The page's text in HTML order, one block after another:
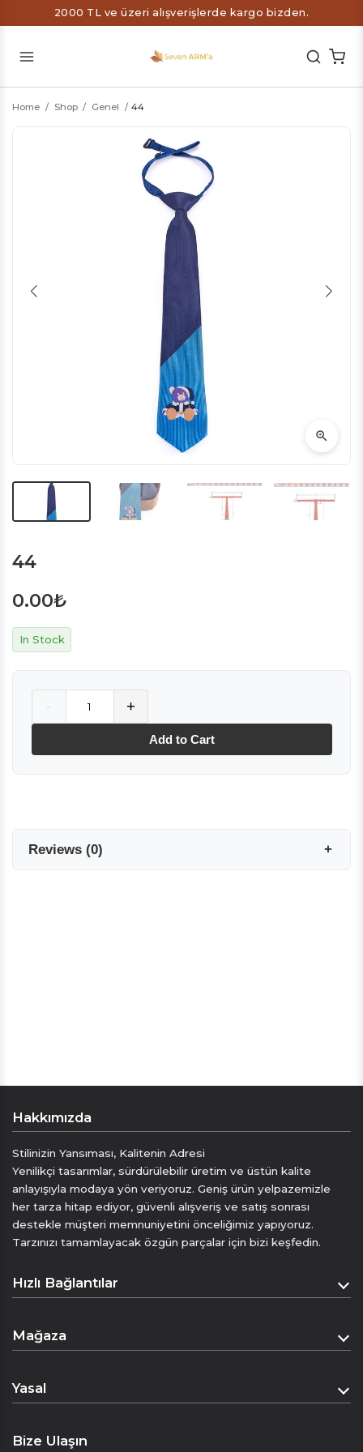
2000 TL ve üzeri alışverişlerde kargo bizden.
Home / Shop / Genel / 44
44
0.00₺
In Stock
- +
Add to Cart
Reviews(0)
Hakkımızda
Stilinizin Yansıması, Kalitenin Adresi
Yenilikçi tasarımlar, sürdürülebilir üretim ve üstün kalite
anlayışıyla modaya yön veriyoruz. Geniş ürün yelpazemizle
her tarza hitap ediyor, güvenli alışveriş ve satış sonrası
destekle müşteri memnuniyetini önceliğimiz yapıyoruz.
Tarzınızı tamamlayacak özgün parçalar için bizi keşfedin.
Hızlı Bağlantılar
Hakkımızda
Mağaza
Sepet
Yasal
Bize Ulaşın